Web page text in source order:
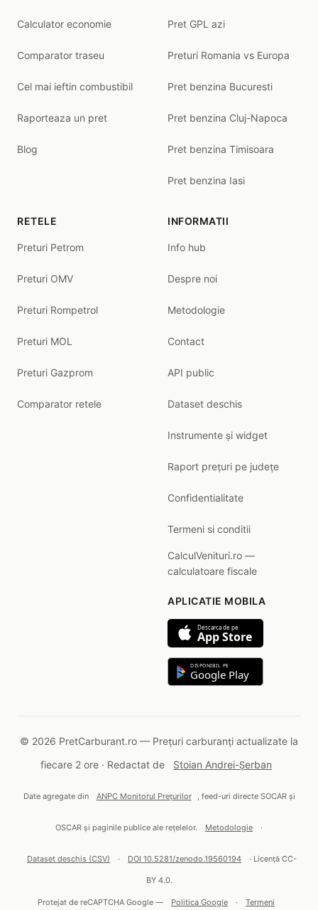
Calculator economie
Comparator traseu
Cel mai ieftin combustibil
Raporteaza un pret
Blog
Pret GPL azi
Preturi Romania vs Europa
Pret benzina Bucuresti
Pret benzina Cluj-Napoca
Pret benzina Timisoara
Pret benzina Iasi
RETELE
Preturi Petrom
Preturi OMV
Preturi Rompetrol
Preturi MOL
Preturi Gazprom
Comparator retele
INFORMATII
Info hub
Despre noi
Metodologie
Contact
API public
Dataset deschis
Instrumente și widget
Raport prețuri pe județe
Confidentialitate
Termeni si conditii
CalculVenituri.ro —
calculatoare fiscale
APLICATIE MOBILA
Descarca de pe
App Store
DISPONIBIL PE
Google Play
© 2026 PretCarburant.ro — Prețuri carburanți actualizate la
fiecare 2 ore · Redactat de
Stoian Andrei-Șerban
Date agregate din ANPC Monitorul Prețurilor , feed-uri directe SOCAR și
OSCAR și paginile publice ale rețelelor. Metodologie ·
Dataset deschis (CSV) · DOI 10.5281/zenodo.19560194 · Licență CC-
BY 4.0.
Protejat de reCAPTCHA Google — Politica Google · Termeni